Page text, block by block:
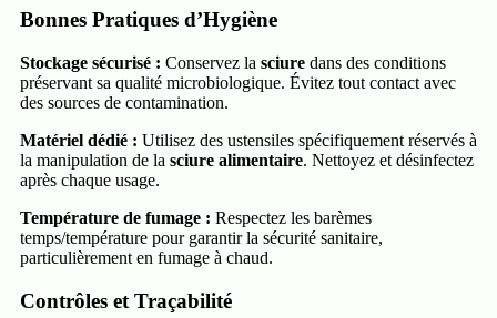
Bonnes Pratiques d’Hygiène
Stockage sécurisé : Conservez la sciure dans des conditions
préservant sa qualité microbiologique. Évitez tout contact avec
des sources de contamination.
Matériel dédié : Utilisez des ustensiles spécifiquement réservés à
la manipulation de la sciure alimentaire. Nettoyez et désinfectez
après chaque usage.
Température de fumage : Respectez les barèmes
temps/température pour garantir la sécurité sanitaire,
particulièrement en fumage à chaud.
Contrôles et Traçabilité